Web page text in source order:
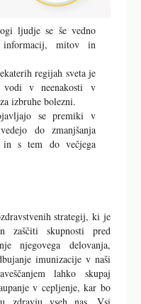
ljudje se še vedno
mitov in
regijah sveta je
v neenakosti v
izbruhe bolezni.
se premiki v
do zmanjšanja
in s tem do večjega
strategij, ki je
zaščiti skupnosti pred
njegovega delovanja,
imunizacije v naši
lahko skupaj
v cepljenje, kar bo
zdravju vseh nas. Vsi